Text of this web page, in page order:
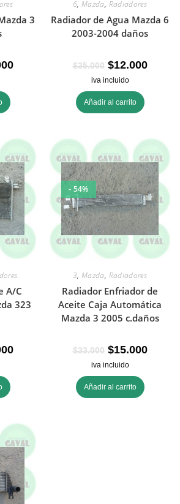
3
6, Mazda, Radiadores
Radiador de Agua Mazda 6
2003-2004 daños
$35.000 $12.000
iva incluido
Añadir al carrito
A/C
323
- 54%
3, Mazda, Radiadores
Radiador Enfriador de
Aceite Caja Automática
Mazda 3 2005 c.daños
$33.000 $15.000
iva incluido
Añadir al carrito